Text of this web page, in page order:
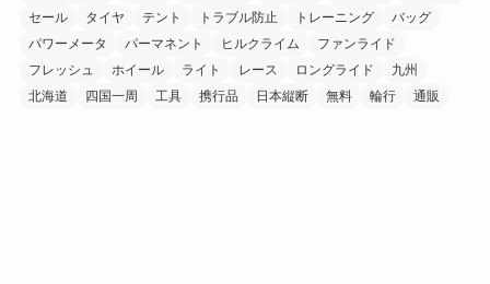
セール
タイヤ テント トラブル防止 トレーニング
バッグ
パワーメータ
パーマネント ヒルクライム
ファンライド
フレッシュ
ホイール ライト レース ロングライド
九州
北海道
四国一周 工具 携行品 日本縦断 無料 輪行 通販